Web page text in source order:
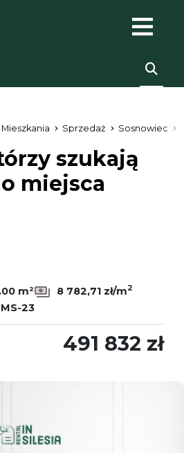
Mieszkania Sprzedaż Sosnowiec
szukają
miejsca
m² 8 782,71 zł/m2
23
491 832 zł